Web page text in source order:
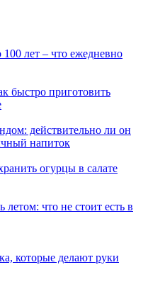
лет – что ежедневно
быстро приготовить
действительно ли он
напиток
огурцы в салате
что не стоит есть в
которые делают руки